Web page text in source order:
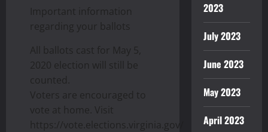
Important information
regarding your ballots
All ballots cast for May 5,
2020 election will still be
counted.
Voters are encouraged to
vote at home. Visit
https://vote.elections.virginia.gov/
2023
July 2023
June 2023
May 2023
April 2023